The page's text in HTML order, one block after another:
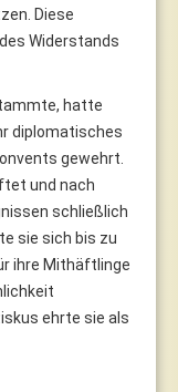
Diese
Widerstands
hatte
diplomatisches
gewehrt.
und nach
schließlich
sie sich bis zu
ihre Mithäftlinge
ehrte sie als